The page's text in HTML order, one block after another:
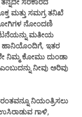
ಮತ್ತು ಸಮಗ್ರ ತನಿಖೆ
ರೋಗಿಗಳ ನೋಂದಣಿ
ಮತೀಯ
ಹಾನಿಯೊಂದಿಗೆ, ಇತರ
ನಿಮ್ಮ ಕೋಮು ದುಂಡಾ
ನೀವು ಅರಿವು
ನಿಯಂತ್ರಿಸಲು
ಗಾಳಿ,